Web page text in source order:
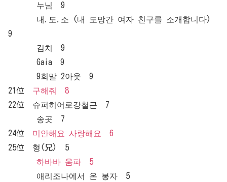
누님 9
내.도.소 (내 도망간 여자 친구를 소개합니다)
9
김치 9
Gaia 9
9회말 2아웃 9
21位 구해줘 8
22位 슈퍼히어로강철근 7
송곳 7
24位 미안해요 사랑해요 6
25位 형(兄) 5
하바바 움파 5
애리조나에서 온 봉자 5